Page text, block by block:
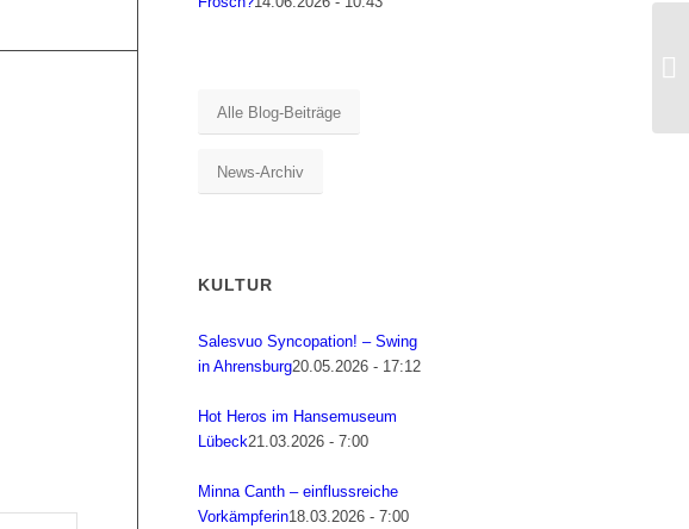
Alle Blog-Beiträge
News-Archiv
KULTUR
Salesvuo Syncopation! – Swing
in Ahrensburg20.05.2026 - 17:12
Hot Heros im Hansemuseum
Lübeck21.03.2026 - 7:00
Minna Canth – einflussreiche
Vorkämpferin18.03.2026 - 7:00